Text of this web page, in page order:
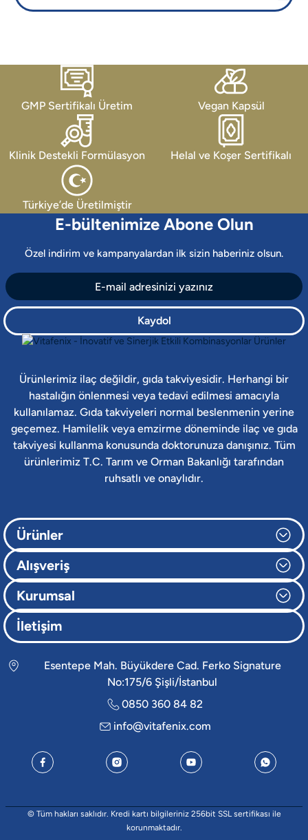
GMP Sertifikalı Üretim Vegan Kapsül
Klinik Destekli Formülasyon Helal ve Koşer Sertifikalı
Türkiye’de Üretilmiştir
E-bültenimize Abone Olun
Özel indirim ve kampanyalardan ilk sizin haberiniz olsun.
Kaydol
Ürünlerimiz ilaç değildir, gıda takviyesidir. Herhangi bir
hastalığın önlenmesi veya tedavi edilmesi amacıyla
kullanılamaz. Gıda takviyeleri normal beslenmenin yerine
geçemez. Hamilelik veya emzirme döneminde ilaç ve gıda
takviyesi kullanma konusunda doktorunuza danışınız. Tüm
ürünlerimiz T.C. Tarım ve Orman Bakanlığı tarafından
ruhsatlı ve onaylıdır.
Ürünler
Alışveriş
Kurumsal
İletişim
Esentepe Mah. Büyükdere Cad. Ferko Signature
No:175/6 Şişli/İstanbul
0850 360 84 82
info@vitafenix.com
© Tüm hakları saklıdır. Kredi kartı bilgileriniz 256bit SSL sertifikası ile
korunmaktadır.